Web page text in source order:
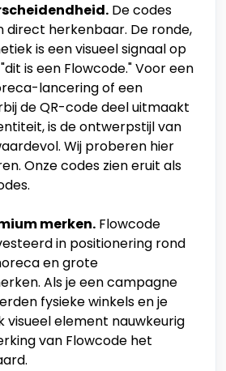
De codes
direct herkenbaar. De ronde,
is een visueel signaal op
is een Flowcode." Voor een
lancering of een
de QR-code deel uitmaakt
is de ontwerpstijl van
Wij proberen hier
Onze codes zien eruit als
merken. Flowcode
in positionering rond
en grote
Als je een campagne
fysieke winkels en je
element nauwkeurig
van Flowcode het